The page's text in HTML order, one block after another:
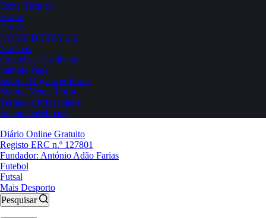
Ficha Técnica
Home
Home
HOME DERBY 2.0
Notícias
Organizer Dashboard
Sample Page
Submit Organizer Form
Submit Venue Form
Termos e Privacidade
Venue Dashboard
Diário Online Gratuito
Registo ERC n.º 127801
Fundador: António Adão Farias
Futebol
Futsal
Mais Desporto
Pesquisar